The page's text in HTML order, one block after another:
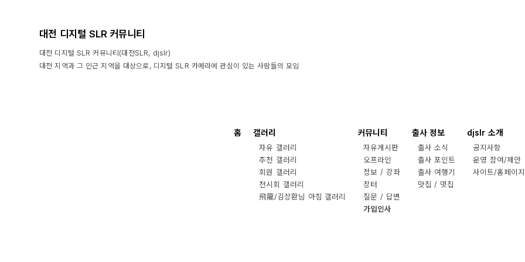
대전 디지털 SLR 커뮤니티
대전 디지털 SLR 커뮤니티(대전SLR, djslr)
대전 지역과 그 인근 지역을 대상으로, 디지털 SLR 카메라에 관심이 있는 사람들의 모임
홈 갤러리
자유 갤러리
추천 갤러리
회원 갤러리
전시회 갤러리
飛龍/김상환님 아침 갤러리
커뮤니티
자유게시판
오프라인
정보 / 강좌
장터
질문 / 답변
가입인사
출사 정보
출사 소식
출사 포인트
출사 여행기
맛집 / 멋집
djslr 소개
공지사항
운영 참여/제안
사이트/홈페이